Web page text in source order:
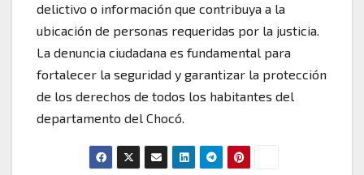
delictivo o información que contribuya a la
ubicación de personas requeridas por la justicia.
La denuncia ciudadana es fundamental para
fortalecer la seguridad y garantizar la protección
de los derechos de todos los habitantes del
departamento del Chocó.